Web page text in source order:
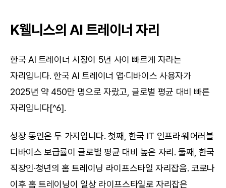
K웰니스의 AI 트레이너 자리
한국 AI 트레이너 시장이 5년 사이 빠르게 자라는
자리입니다. 한국 AI 트레이너 앱·디바이스 사용자가
2025년 약 450만 명으로 자랐고, 글로벌 평균 대비 빠른
자리입니다[^6].
성장 동인은 두 가지입니다. 첫째, 한국 IT 인프라·웨어러블
디바이스 보급률이 글로벌 평균 대비 높은 자리. 둘째, 한국
직장인·청년의 홈 트레이닝 라이프스타일 자리잡음. 코로나
이후 홈 트레이닝이 일상 라이프스타일로 자리잡은